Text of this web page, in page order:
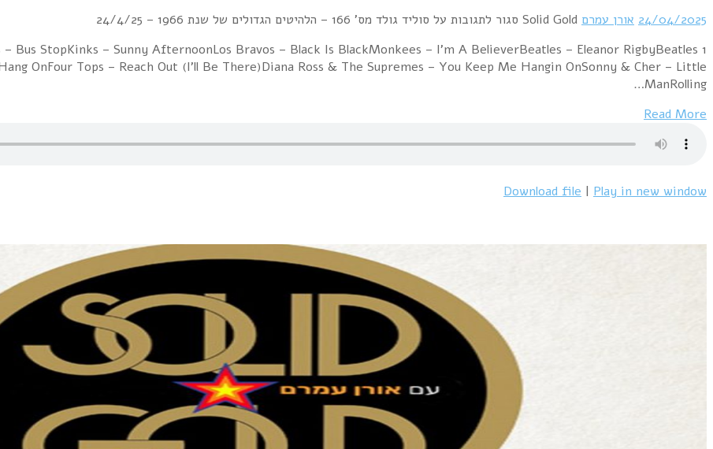
24/04/2025 אורן עמרם Solid Gold סגור לתגובות על סוליד גולד מס' 166 – הלהיטים הגדולים של שנת 1966 – 24/4/25
Bus StopKinks – Sunny AfternoonLos Bravos – Black Is BlackMonkees – I'm A BelieverBeatles – Eleanor RigbyBeatles
OnFour Tops – Reach Out (I'll Be There)Diana Ross & The Supremes – You Keep Me Hangin OnSonny & Cher – Little
ManRolling…
Read More
Download file | Play in new window